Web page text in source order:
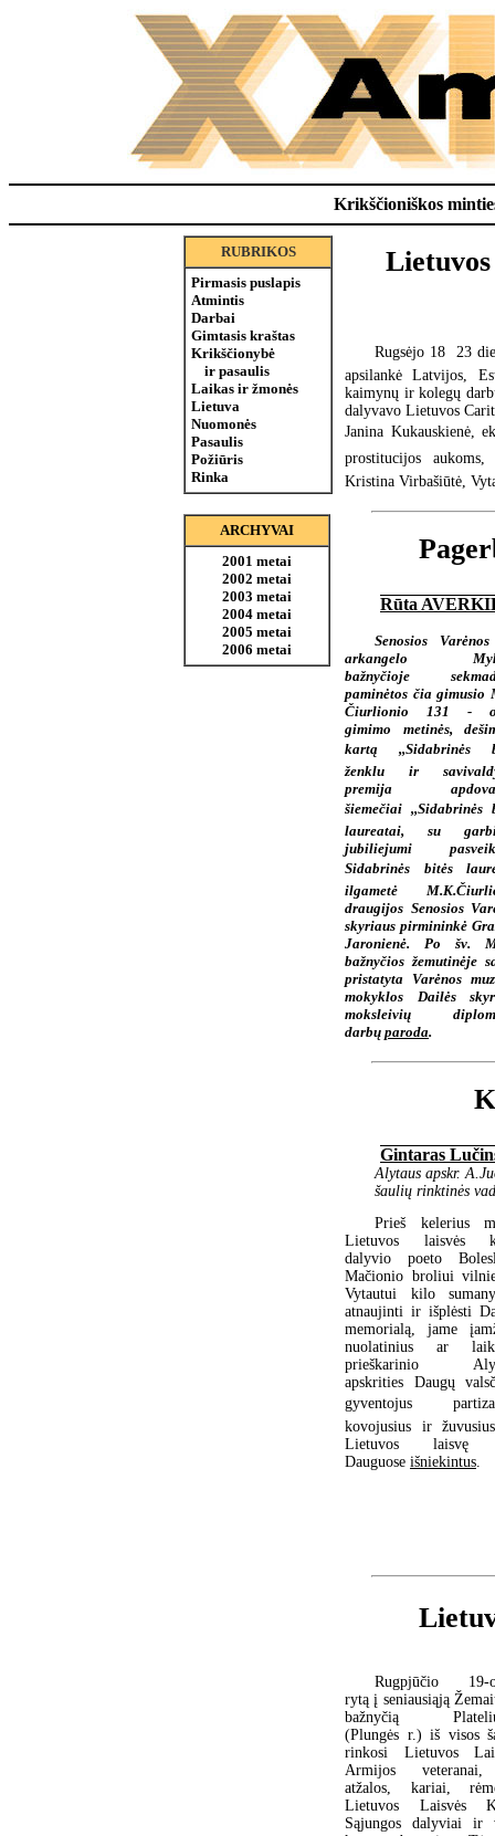
Krikščioniškos
RUBRIKOS
Pirmasis puslapis
Atmintis
Darbai
Gimtasis kraštas
Krikščionybė
ir pasaulis
Laikas ir žmonės
Lietuva
Nuomonės
Pasaulis
Požiūris
Rinka
ARCHYVAI
2001 metai
2002 metai
2003 metai
2004 metai
2005 metai
2006 metai
Rugsėjo 18  23
apsilankė Latvijos,
kaimynų ir kolegų
dalyvavo Lietuvos
Janina Kukauskienė,
prostitucijos
Kristina Virbašiūtė,
Rūta
Senosios
arkangelo
bažnyčioje
paminėtos čia gimusio
Čiurlionio 131 -
gimimo metinės,
kartą ,,Sidabrinės
ženklu ir
premija
šiemečiai ,,Sidabrinės
laureatai, su
jubiliejumi
Sidabrinės bitės
ilgametė
draugijos Senosios
skyriaus pirmininkė
Jaronienė. Po šv.
bažnyčios žemutinėje
pristatyta Varėnos
mokyklos Dailės
moksleivių
darbų paroda.
Gintaras
Alytaus apskr.
šaulių rinktinės
Prieš kelerius
Lietuvos laisvės
dalyvio poeto
Mačionio broliui
Vytautui kilo
atnaujinti ir išplėsti
memorialą, jame
nuolatinius ar
prieškarinio
apskrities Daugų
gyventojus 
kovojusius ir
Lietuvos laisvę
Dauguose išniekintus.
Rugpjūčio 19-
rytą į seniausiąją
bažnyčią
(Plungės r.) iš visos
rinkosi Lietuvos
Armijos
atžalos, kariai,
Lietuvos Laisvės
Sąjungos dalyviai ir